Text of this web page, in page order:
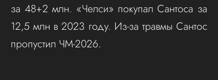
за 48+2 млн. «Челси» покупал Сантоса за
12,5 млн в 2023 году. Из-за травмы Сантос
пропустил ЧМ-2026.